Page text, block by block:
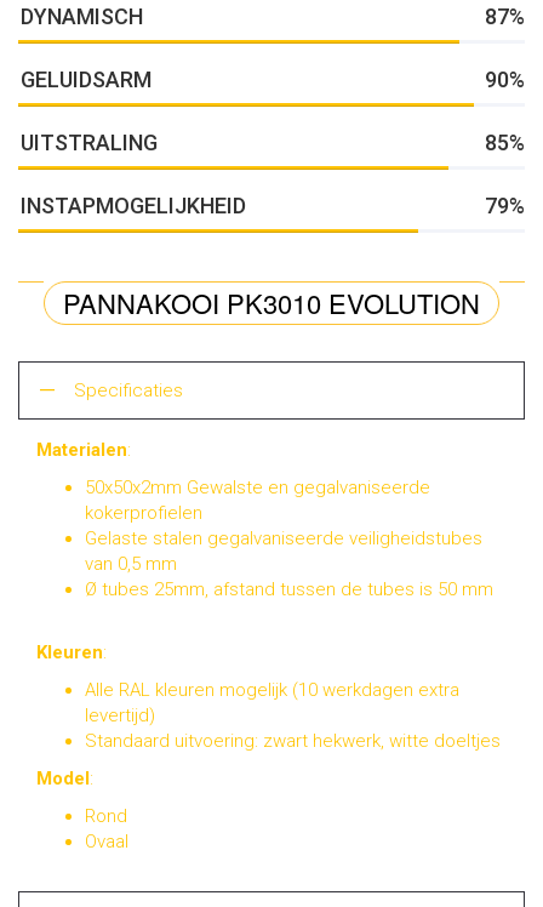
DYNAMISCH 87%
GELUIDSARM 90%
UITSTRALING 85%
INSTAPMOGELIJKHEID 79%
PANNAKOOI PK3010 EVOLUTION
Specificaties
Materialen:
50x50x2mm Gewalste en gegalvaniseerde
kokerprofielen
Gelaste stalen gegalvaniseerde veiligheidstubes
van 0,5 mm
Ø tubes 25mm, afstand tussen de tubes is 50 mm
Kleuren:
Alle RAL kleuren mogelijk (10 werkdagen extra
levertijd)
Standaard uitvoering: zwart hekwerk, witte doeltjes
Model:
Rond
Ovaal